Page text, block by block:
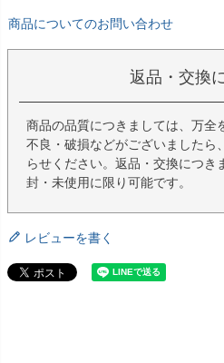
商品についてのお問い合わせ
返品・交換
商品の品質につきましては、万全
不良・破損などがございましたら
らせください。返品・交換につき
封・未使用に限り可能です。
レビューを書く